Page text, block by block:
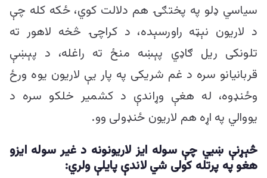
سیاسي ډلو په پختګۍ هم دلالت کوي، ځکه کله چې
د لاریون نېټه راورسېده، د کراچۍ څخه لاهور ته
تلونکی ریل ګاډي پېښه منځ ته راغله، د پېښې
قربانیانو سره د غم شریکی په پار یې لاریون یوه ورځ
وځنډوه، له هغې وړاندې د کشمیر خلکو سره د
یووالي په اړه هم لاریون ځنډولی وو.
څېړنې ښيي چې سوله ایز لاریونونه د غیر سوله ایزو
هغو په پرتله کولی شي لاندې پایلې ولري: